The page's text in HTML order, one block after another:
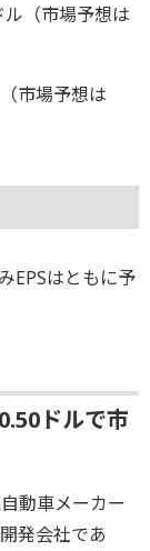
（市場予想は
市場予想は
EPSはともに予
ドルで市
動車メーカー
発会社であ